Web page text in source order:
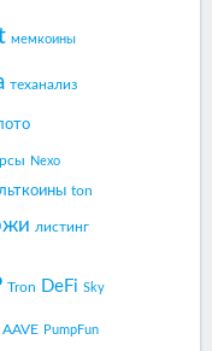
мемкоины
теханализ
Nexo
ton
листинг
Tron DeFi Sky
AAVE PumpFun